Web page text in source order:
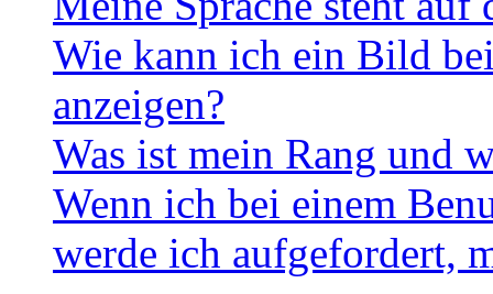
Wie kann ich ein Bild
anzeigen?
Was ist mein Rang und
Wenn ich bei einem
werde ich aufgefordert,